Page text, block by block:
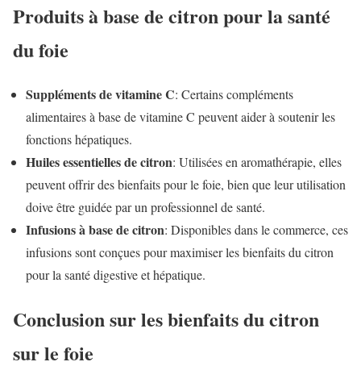
Produits à base de citron pour la santé
du foie
Suppléments de vitamine C: Certains compléments
alimentaires à base de vitamine C peuvent aider à soutenir les
fonctions hépatiques.
Huiles essentielles de citron: Utilisées en aromathérapie, elles
peuvent offrir des bienfaits pour le foie, bien que leur utilisation
doive être guidée par un professionnel de santé.
Infusions à base de citron: Disponibles dans le commerce, ces
infusions sont conçues pour maximiser les bienfaits du citron
pour la santé digestive et hépatique.
Conclusion sur les bienfaits du citron
sur le foie